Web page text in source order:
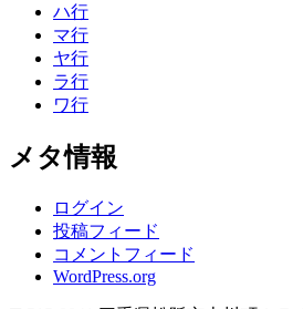
ハ行
マ行
ヤ行
ラ行
ワ行
メタ情報
ログイン
投稿フィード
コメントフィード
WordPress.org